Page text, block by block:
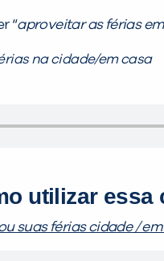
“aproveitar as férias
na cidade/em casa
utilizar essa
suas férias cidade /